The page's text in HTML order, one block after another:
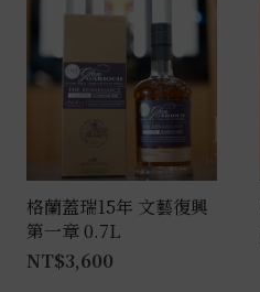
格蘭蓋瑞15年 文藝復興
第一章 0.7L
NT$3,600